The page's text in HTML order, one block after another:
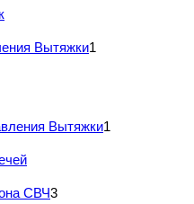
Вытяжки1
Вытяжки1
СВЧ3